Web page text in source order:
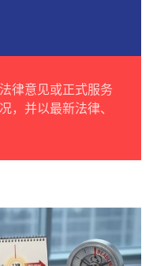
律意见或正式服务
，并以最新法律、